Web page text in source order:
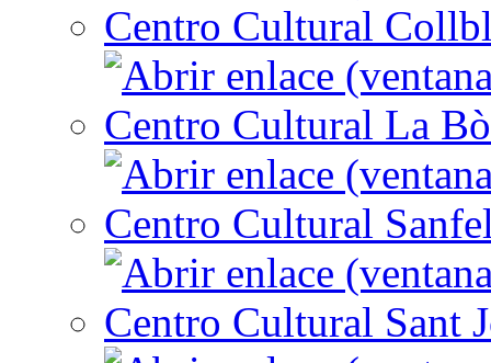
Centro Cultural
Centro Cultural La
Centro Cultural
Centro Cultural Sant